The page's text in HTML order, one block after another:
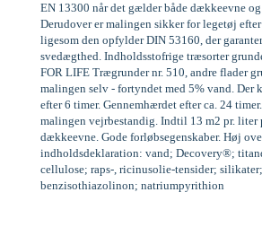
EN 13300 når det gælder både dækkeevne
Derudover er malingen sikker for legetøj
ligesom den opfylder DIN 53160, der
svedægthed. Indholdsstofrige træsorter
FOR LIFE Trægrunder nr. 510, andre flader
malingen selv - fortyndet med 5% vand. Der
efter 6 timer. Gennemhærdet efter ca. 24
malingen vejrbestandig. Indtil 13 m2 pr. liter
dækkeevne. Gode forløbsegenskaber. Høj
indholdsdeklaration: vand; Decovery®;
cellulose; raps-, ricinusolie-tensider;
benzisothiazolinon; natriumpyrithion